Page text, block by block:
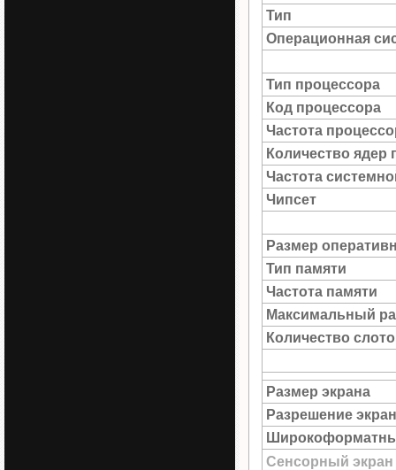
Тип
Операционная
Тип процессора
Код процессора
Частота
Количество ядер
Частота
Чипсет
Размер
Тип памяти
Частота памяти
Максимальный
Количество
Размер экрана
Разрешение
Сенсорный экран